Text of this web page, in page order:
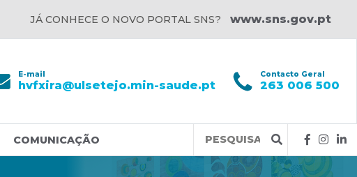
JÁ CONHECE O NOVO PORTAL SNS? www.sns.gov.pt
E-mail
hvfxira@ulsetejo.min-saude.pt
Contacto Geral
263 006 500
COMUNICAÇÃO
Query